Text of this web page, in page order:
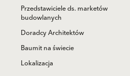
Przedstawiciele ds. marketów
budowlanych
Doradcy Architektów
Baumit na świecie
Lokalizacja